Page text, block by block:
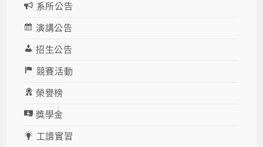
系所公告
演講公告
招生公告
競賽活動
榮譽榜
獎學金
工讀實習